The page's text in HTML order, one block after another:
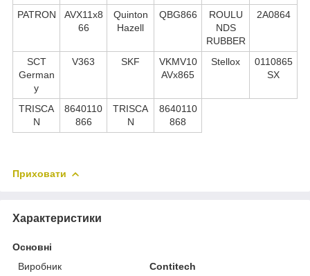
PATRON
AVX11x8
66
Quinton
Hazell
QBG866
ROULU
NDS
RUBBER
2A0864
SCT
German
y
V363 SKF
VKMV10
AVx865
Stellox
0110865
SX
TRISCA
N
8640110
866
TRISCA
N
8640110
868
Приховати
Характеристики
Основні
Виробник
Contitech